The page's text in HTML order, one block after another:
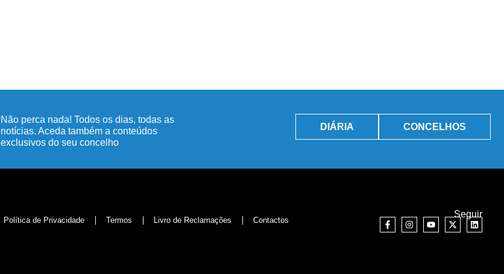
Não perca nada! Todos os dias, todas as
notícias. Aceda também a conteúdos
exclusivos do seu concelho
DIÁRIA CONCELHOS
Política de Privacidade Termos Livro de Reclamações Contactos
Seguir